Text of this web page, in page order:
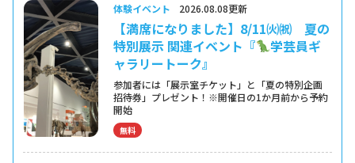
体験イベント 2026.08.08更新
【満席になりました】8/11㈫㈷ 夏の
特別展示 関連イベント『
学芸員ギ
ャラリートーク』
参加者には「展示室チケット」と「夏の特別企画
招待券」プレゼント！※開催日の1か月前から予約
開始
無料